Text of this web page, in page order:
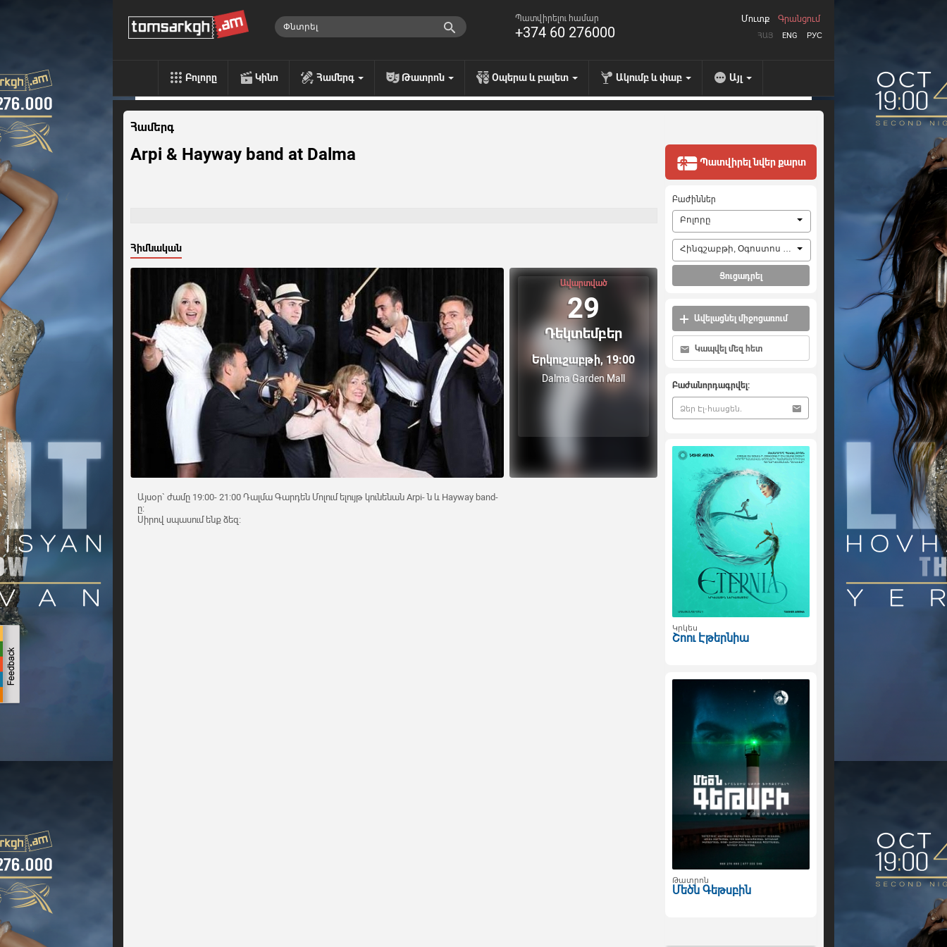
Պատվիրելու համար
+374 60 276000 ՀԱՅ ENG РУС
Մուտք Գրանցում
Բոլորը Կինո Համերգ Թատրոն Օպերա և բալետ Ակումբ և փաբ Այլ
Համերգ
Arpi & Hayway band at Dalma
Հիմնական
Ավարտված
29
Դեկտեմբեր
Երկուշաբթի, 19:00
Dalma Garden Mall
Այսօր` ժամը 19:00- 21:00 Դալմա Գարդեն Մոլում ելույթ կունենան Arpi- ն և Hayway band-
ը:
Սիրով սպասում ենք ձեզ:
Պատվիրել նվեր քարտ
Բաժիններ
Բոլորը
Հինգշաբթի, Օգոստոս 6, 2026
Ցուցադրել
Ավելացնել միջոցառում
Կապվել մեզ հետ
Բաժանորդագրվել:
Կրկես
Շոու Էթերնիա
Թատրոն
Մեծն Գեթսբին